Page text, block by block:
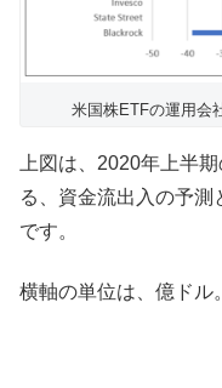
米国株ETFの運用会
上図は、2020年上半
る、資金流出入の予
です。
横軸の単位は、億ドル。